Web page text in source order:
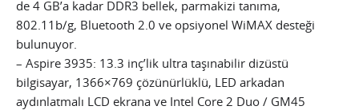
de 4 GB’a kadar DDR3 bellek, parmakizi tanıma,
802.11b/g, Bluetooth 2.0 ve opsiyonel WiMAX desteği
bulunuyor.
– Aspire 3935: 13.3 inç’lik ultra taşınabilir dizüstü
bilgisayar, 1366×769 çözünürlüklü, LED arkadan
aydınlatmalı LCD ekrana ve Intel Core 2 Duo / GM45